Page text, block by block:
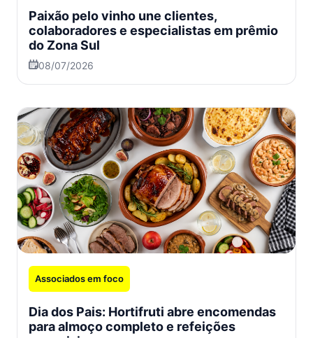
Paixão pelo vinho une clientes,
colaboradores e especialistas em prêmio
do Zona Sul
08/07/2026
Associados em foco
Dia dos Pais: Hortifruti abre encomendas
para almoço completo e refeições